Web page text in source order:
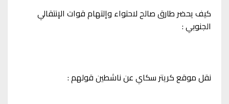
كيف يحضر طارق صالح لاحتواء وإلتهام قوات الإنتقالي
الجنوبي :
نقل موقع كريتر سكاي عن ناشطين قولهم :